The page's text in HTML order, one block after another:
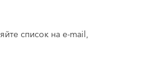
список на e-mail,